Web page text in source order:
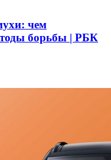
чем
борьбы | РБК